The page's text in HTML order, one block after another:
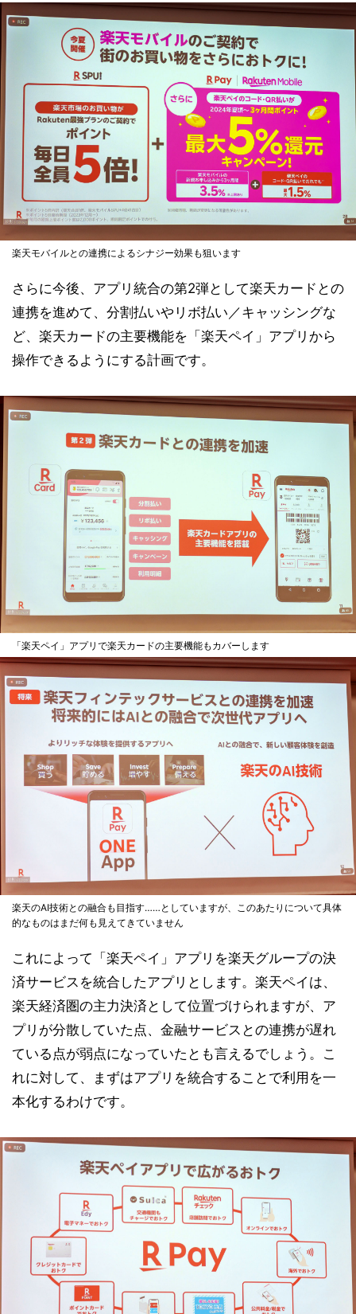
楽天モバイルとの連携によるシナジー効果も狙います
さらに今後、アプリ統合の第2弾として楽天カードとの
連携を進めて、分割払いやリボ払い／キャッシングな
ど、楽天カードの主要機能を「楽天ペイ」アプリから
操作できるようにする計画です。
「楽天ペイ」アプリで楽天カードの主要機能もカバーします
楽天のAI技術との融合も目指す……としていますが、このあたりについて具体
的なものはまだ何も見えてきていません
これによって「楽天ペイ」アプリを楽天グループの決
済サービスを統合したアプリとします。楽天ペイは、
楽天経済圏の主力決済として位置づけられますが、ア
プリが分散していた点、金融サービスとの連携が遅れ
ている点が弱点になっていたとも言えるでしょう。こ
れに対して、まずはアプリを統合することで利用を一
本化するわけです。